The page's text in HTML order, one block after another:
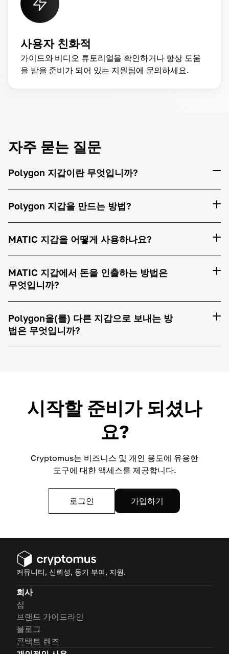
사용자 친화적
가이드와 비디오 튜토리얼을 확인하거나 항상 도움
을 받을 준비가 되어 있는 지원팀에 문의하세요.
자주 묻는 질문
Polygon 지갑이란 무엇입니까?
Polygon 지갑을 만드는 방법?
MATIC 지갑을 어떻게 사용하나요?
MATIC 지갑에서 돈을 인출하는 방법은
무엇입니까?
Polygon을(를) 다른 지갑으로 보내는 방
법은 무엇입니까?
시작할 준비가 되셨나
요?
Cryptomus는 비즈니스 및 개인 용도에 유용한
도구에 대한 액세스를 제공합니다.
로그인 가입하기
커뮤니티, 신뢰성, 동기 부여, 지원.
회사
집
브랜드 가이드라인
블로그
콘택트 렌즈